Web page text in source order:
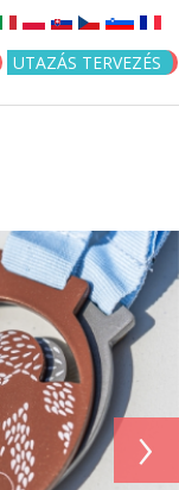
UTAZÁS TERVEZÉS
›